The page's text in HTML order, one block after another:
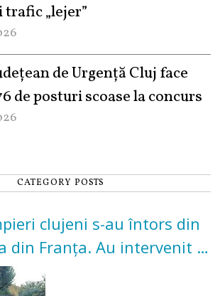
trafic „lejer”
de Urgență Cluj face
de posturi scoase la concurs
CATEGORY POSTS
clujeni s-au întors din
din Franța. Au intervenit la
vegetație și pădure